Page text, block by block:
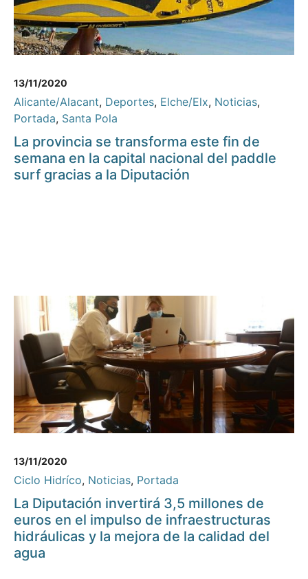
13/11/2020
Alicante/Alacant, Deportes, Elche/Elx, Noticias,
Portada, Santa Pola
La provincia se transforma este fin de
semana en la capital nacional del paddle
surf gracias a la Diputación
13/11/2020
Ciclo Hidríco, Noticias, Portada
La Diputación invertirá 3,5 millones de
euros en el impulso de infraestructuras
hidráulicas y la mejora de la calidad del
agua